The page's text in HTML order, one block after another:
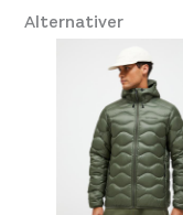
Størrelse: XL
Alternativer